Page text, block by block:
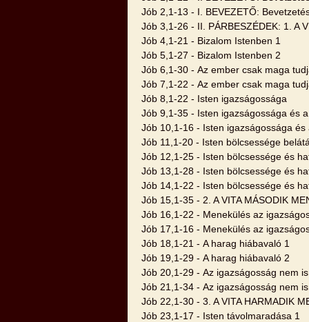
Jób 2,1-13 - I. BEVEZETŐ:
Jób 3,1-26 - II. PÁRBESZÉDEK: 1. A
Jób 4,1-21 - Bizalom Istenben 1
Jób 5,1-27 - Bizalom Istenben 2
Jób 6,1-30 - Az ember csak maga
Jób 7,1-22 - Az ember csak maga
Jób 8,1-22 - Isten igazságossága
Jób 9,1-35 - Isten igazságossága és
Jób 10,1-16 - Isten igazságossága és
Jób 11,1-20 - Isten bölcsessége
Jób 12,1-25 - Isten bölcsessége és
Jób 13,1-28 - Isten bölcsessége és
Jób 14,1-22 - Isten bölcsessége és
Jób 15,1-35 - 2. A VITA MÁSODIK
Jób 16,1-22 - Menekülés az
Jób 17,1-16 - Menekülés az
Jób 18,1-21 - A harag hiábavaló 1
Jób 19,1-29 - A harag hiábavaló 2
Jób 20,1-29 - Az igazságosság nem
Jób 21,1-34 - Az igazságosság nem
Jób 22,1-30 - 3. A VITA HARMADIK
Jób 23,1-17 - Isten távolmaradása 1